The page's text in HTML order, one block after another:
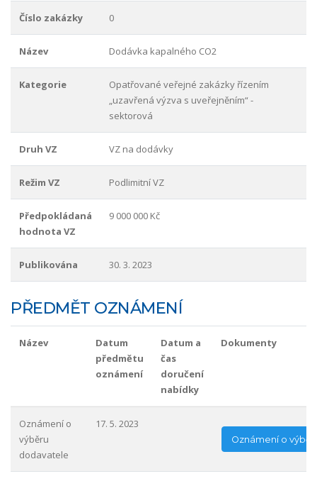
Číslo zakázky 0
Název Dodávka kapalného CO2
Kategorie
Opatřované veřejné zakázky řízením
„uzavřená výzva s uveřejněním“ -
sektorová
Druh VZ VZ na dodávky
Režim VZ Podlimitní VZ
Předpokládaná
hodnota VZ
9 000 000 Kč
Publikována 30. 3. 2023
PŘEDMĚT OZNÁMENÍ
Název
Datum
předmětu
oznámení
Datum a
čas
doručení
nabídky
Dokumenty
Oznámení o
výběru
dodavatele
17. 5. 2023
Oznámení o